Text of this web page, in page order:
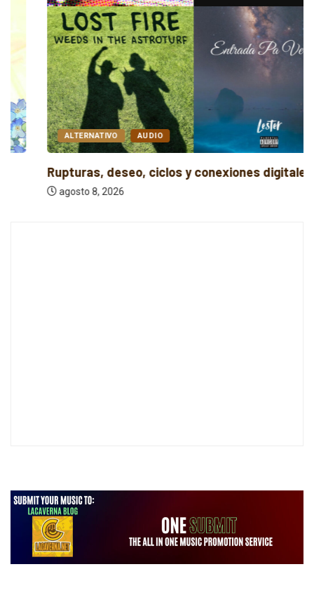
ALTERNATIVO AUDIO
Rupturas, deseo, ciclos y conexiones digitales
agosto 8, 2026